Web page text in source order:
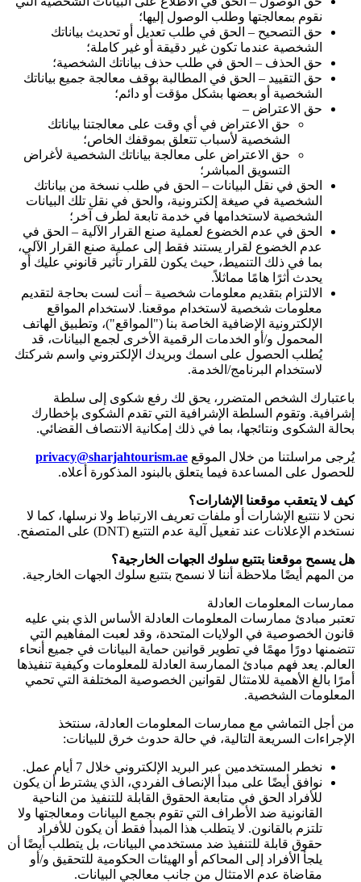
نقوم بمعالجتها وطلب الوصول إليها؛
حق التصحيح – الحق في طلب تعديل أو تحديث بياناتك
الشخصية عندما تكون غير دقيقة أو غير كاملة؛
حق الحذف – الحق في طلب حذف بياناتك الشخصية؛
حق التقييد – الحق في المطالبة بوقف معالجة جميع بياناتك
الشخصية أو بعضها بشكل مؤقت أو دائم؛
حق الاعتراض –
حق الاعتراض في أي وقت على معالجتنا بياناتك
الشخصية لأسباب تتعلق بموقفك الخاص؛
حق الاعتراض على معالجة بياناتك الشخصية لأغراض
التسويق المباشر؛
الحق في نقل البيانات – الحق في طلب نسخة من بياناتك
الشخصية في صيغة إلكترونية، والحق في نقل تلك البيانات
الشخصية لاستخدامها في خدمة تابعة لطرف آخر؛
الحق في عدم الخضوع لعملية صنع القرار الآلية – الحق في
عدم الخضوع لقرار يستند فقط إلى عملية صنع القرار الآلي،
بما في ذلك التنميط، حيث يكون للقرار تأثير قانوني عليك أو
يحدث أثرًا هامًا مماثلاً.
الالتزام بتقديم معلومات شخصية – أنت لست بحاجة لتقديم
معلومات شخصية لاستخدام موقعنا. لاستخدام المواقع
الإلكترونية الإضافية الخاصة بنا ("المواقع")، وتطبيق الهاتف
المحمول و/أو الخدمات الرقمية الأخرى لجمع البيانات، قد
يُطلب الحصول على اسمك وبريدك الإلكتروني واسم شركتك
لاستخدام البرنامج/الخدمة.
باعتبارك الشخص المتضرر، يحق لك رفع شكوى إلى سلطة
إشرافية. وتقوم السلطة الإشرافية التي تقدم الشكوى بإخطارك
بحالة الشكوى ونتائجها، بما في ذلك إمكانية الانتصاف القضائي.
يُرجى مراسلتنا من خلال الموقع privacy@sharjahtourism.ae
للحصول على المساعدة فيما يتعلق بالبنود المذكورة أعلاه.
كيف لا يتعقب موقعنا الإشارات؟
نحن لا نتتبع الإشارات أو ملفات تعريف الارتباط ولا نرسلها، كما لا
نستخدم الإعلانات عند تفعيل آلية عدم التتبع (DNT) على المتصفح.
هل يسمح موقعنا بتتبع سلوك الجهات الخارجية؟
من المهم أيضًا ملاحظة أننا لا نسمح بتتبع سلوك الجهات الخارجية.
ممارسات المعلومات العادلة
تعتبر مبادئ ممارسات المعلومات العادلة الأساس الذي بني عليه
قانون الخصوصية في الولايات المتحدة، وقد لعبت المفاهيم التي
تتضمنها دورًا مهمًا في تطوير قوانين حماية البيانات في جميع أنحاء
العالم. يعد فهم مبادئ الممارسة العادلة للمعلومات وكيفية تنفيذها
أمرًا بالغ الأهمية للامتثال لقوانين الخصوصية المختلفة التي تحمي
المعلومات الشخصية.
من أجل التماشي مع ممارسات المعلومات العادلة، سنتخذ
الإجراءات السريعة التالية، في حالة حدوث خرق للبيانات:
نخطر المستخدمين عبر البريد الإلكتروني خلال 7 أيام عمل.
نوافق أيضًا على مبدأ الإنصاف الفردي، الذي يشترط أن يكون
للأفراد الحق في متابعة الحقوق القابلة للتنفيذ من الناحية
القانونية ضد الأطراف التي تقوم بجمع البيانات ومعالجتها ولا
تلتزم بالقانون. لا يتطلب هذا المبدأ فقط أن يكون للأفراد
حقوق قابلة للتنفيذ ضد مستخدمي البيانات، بل يتطلب أيضًا أن
يلجأ الأفراد إلى المحاكم أو الهيئات الحكومية للتحقيق و/أو
مقاضاة عدم الامتثال من جانب معالجي البيانات.